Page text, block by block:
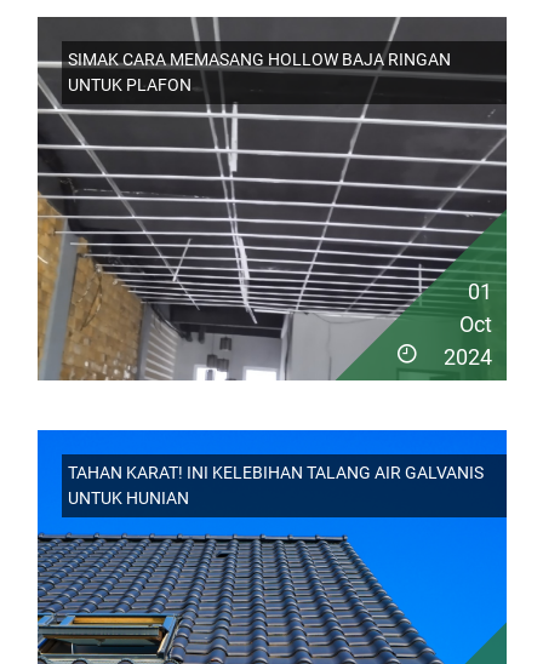
SIMAK CARA MEMASANG HOLLOW BAJA RINGAN
UNTUK PLAFON
01
Oct
2024
TAHAN KARAT! INI KELEBIHAN TALANG AIR GALVANIS
UNTUK HUNIAN